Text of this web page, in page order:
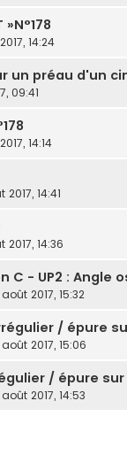
»N°178
14:24
un préau d'un
09:41
14:14
14:41
2017, 14:36
C - UP2 : Angle
août 2017, 15:32
/ épure
août 2017, 15:06
/ épure sur
août 2017, 14:53